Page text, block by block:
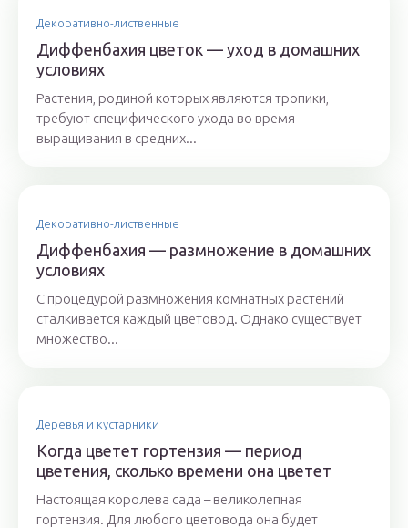
Декоративно-лиственные
Диффенбахия цветок — уход в домашних
условиях
Растения, родиной которых являются тропики,
требуют специфического ухода во время
выращивания в средних...
Декоративно-лиственные
Диффенбахия — размножение в домашних
условиях
С процедурой размножения комнатных растений
сталкивается каждый цветовод. Однако существует
множество...
Деревья и кустарники
Когда цветет гортензия — период
цветения, сколько времени она цветет
Настоящая королева сада – великолепная
гортензия. Для любого цветовода она будет